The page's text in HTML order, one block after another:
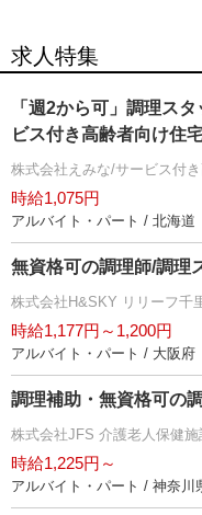
求人特集
「週2から可」調理ス
ビス付き高齢者向け住
株式会社えみな/サービス付
時給1,075円
アルバイト・パート / 北海道
無資格可の調理師/調理
株式会社H&SKY リリーフ千
時給1,177円～1,200円
アルバイト・パート / 大阪府
調理補助・無資格可の
株式会社JFS 介護老人保健
時給1,225円～
アルバイト・パート / 神奈川